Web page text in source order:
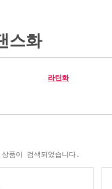
스화
라틴화
품이 검색되었습니다.